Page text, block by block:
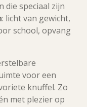
die speciaal zijn
: licht van gewicht,
school, opvang
voor een
knuffel. Zo
met plezier op